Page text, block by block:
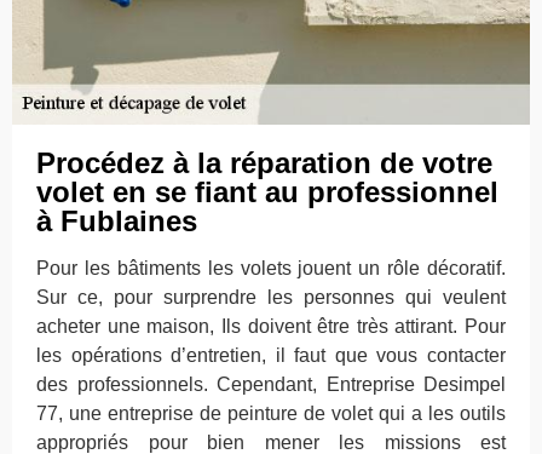
Procédez à la réparation de votre
volet en se fiant au professionnel
à Fublaines
Pour les bâtiments les volets jouent un rôle décoratif.
Sur ce, pour surprendre les personnes qui veulent
acheter une maison, Ils doivent être très attirant. Pour
les opérations d’entretien, il faut que vous contacter
des professionnels. Cependant, Entreprise Desimpel
77, une entreprise de peinture de volet qui a les outils
appropriés pour bien mener les missions est